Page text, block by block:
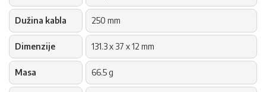
Dužina kabla 250 mm
Dimenzije 131.3 x 37 x 12 mm
Masa 66.5 g